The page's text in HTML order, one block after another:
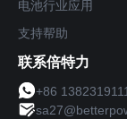
电池行业应用
支持帮助
联系倍特力
+86